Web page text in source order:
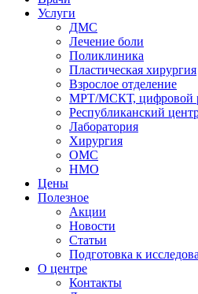
Услуги
ДМС
Лечение боли
Поликлиника
Пластическая хирургия
Взрослое отделение
МРТ/МСКТ, цифровой
Республиканский
Лаборатория
Хирургия
ОМС
НМО
Цены
Полезное
Акции
Новости
Статьи
Подготовка к
О центре
Контакты